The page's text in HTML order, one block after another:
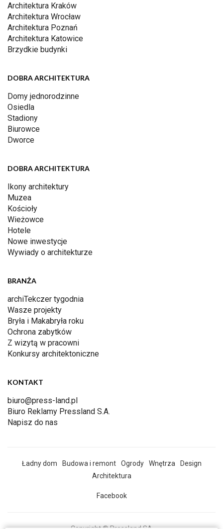
Architektura Kraków
Architektura Wrocław
Architektura Poznań
Architektura Katowice
Brzydkie budynki
DOBRA ARCHITEKTURA
Domy jednorodzinne
Osiedla
Stadiony
Biurowce
Dworce
DOBRA ARCHITEKTURA
Ikony architektury
Muzea
Kościoły
Wieżowce
Hotele
Nowe inwestycje
Wywiady o architekturze
BRANŻA
archiTekczer tygodnia
Wasze projekty
Bryła i Makabryła roku
Ochrona zabytków
Z wizytą w pracowni
Konkursy architektoniczne
KONTAKT
biuro@press-land.pl
Biuro Reklamy Pressland S.A.
Napisz do nas
Ładny dom Budowa i remont Ogrody Wnętrza
Design
Architektura
Facebook